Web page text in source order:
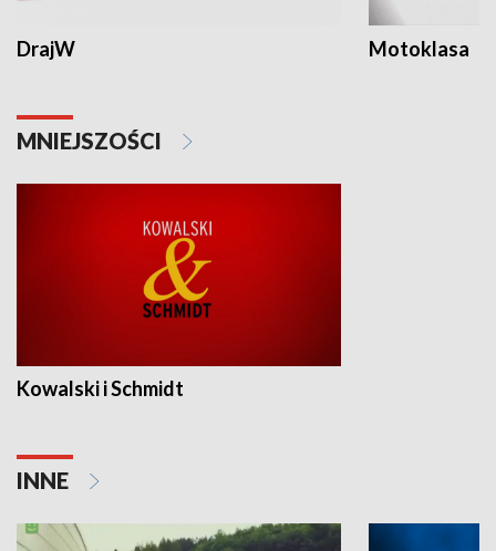
DrajW Motoklasa
MNIEJSZOŚCI
Kowalski i Schmidt
INNE